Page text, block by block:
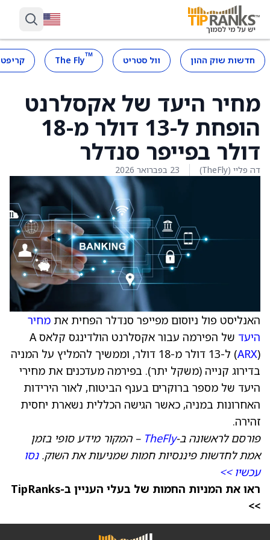
חדשות שוק ההון וול סטריט ™
The Fly
מחיר היעד של אקסלרנט
הופחת ל-13 דולר מ-18
דולר בפייפר סנדלר
דה פליי (TheFly) 23 בפברואר 2026
האנליסט פול ניוסום מפייפר סנדלר הפחית את מחיר
היעד
של הפירמה עבור אקסלרנט הולדינגס קלאס A
(ARX
) ל-13 דולר מ-18 דולר, וממשיך להמליץ על המניה
בדירוג קנייה (משקל יתר). בפירמה מעדכנים את מחירי
היעד של מספר ברוקרים בענף הביטוח, לאור הירידות
האחרונות במניה, כאשר הגישה הכללית נשארת יחסית
זהירה.
פורסם לראשונה ב-TheFly – המקור מידע סופי בזמן
אמת לחדשות פיננסיות חמות שמניעות את השוק.נסו
עכשיו >>
ראו את המניות החמות של בעלי העניין ב-TipRanks
>>